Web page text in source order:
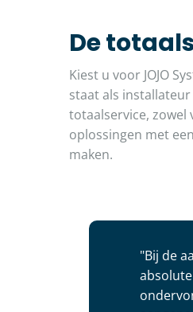
De
Kiest u voor JOJO
staat als
totaalservice, zowel
oplossingen met
maken.
"Bij de